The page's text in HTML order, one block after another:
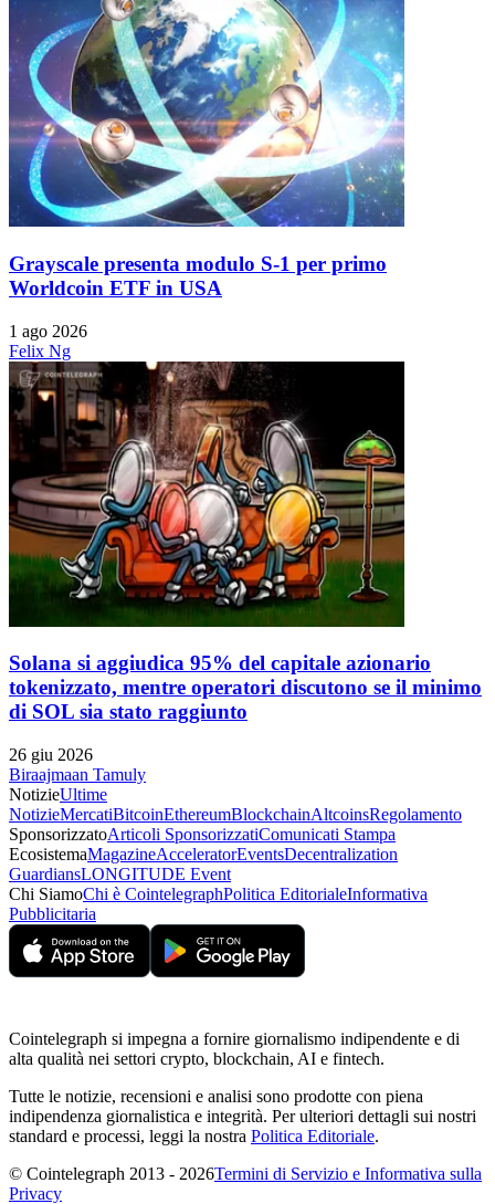
Grayscale presenta modulo S-1 per primo
Worldcoin ETF in USA
1 ago 2026
Felix Ng
Solana si aggiudica 95% del capitale azionario
tokenizzato, mentre operatori discutono se il minimo
di SOL sia stato raggiunto
26 giu 2026
Biraajmaan Tamuly
NotizieUltime
NotizieMercatiBitcoinEthereumBlockchainAltcoinsRegolamento
SponsorizzatoArticoli SponsorizzatiComunicati Stampa
EcosistemaMagazineAcceleratorEventsDecentralization
GuardiansLONGITUDE Event
Chi SiamoChi è CointelegraphPolitica EditorialeInformativa
Pubblicitaria
Cointelegraph si impegna a fornire giornalismo indipendente e di
alta qualità nei settori crypto, blockchain, AI e fintech.
Tutte le notizie, recensioni e analisi sono prodotte con piena
indipendenza giornalistica e integrità. Per ulteriori dettagli sui nostri
standard e processi, leggi la nostra Politica Editoriale.
© Cointelegraph 2013 - 2026Termini di Servizio e Informativa sulla
Privacy